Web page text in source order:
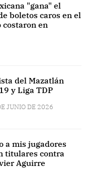
"gana" el
boletos caros en el
en
del Mazatlán
y Liga TDP
JUNIO DE 2026
a mis jugadores
titulares contra
Aguirre